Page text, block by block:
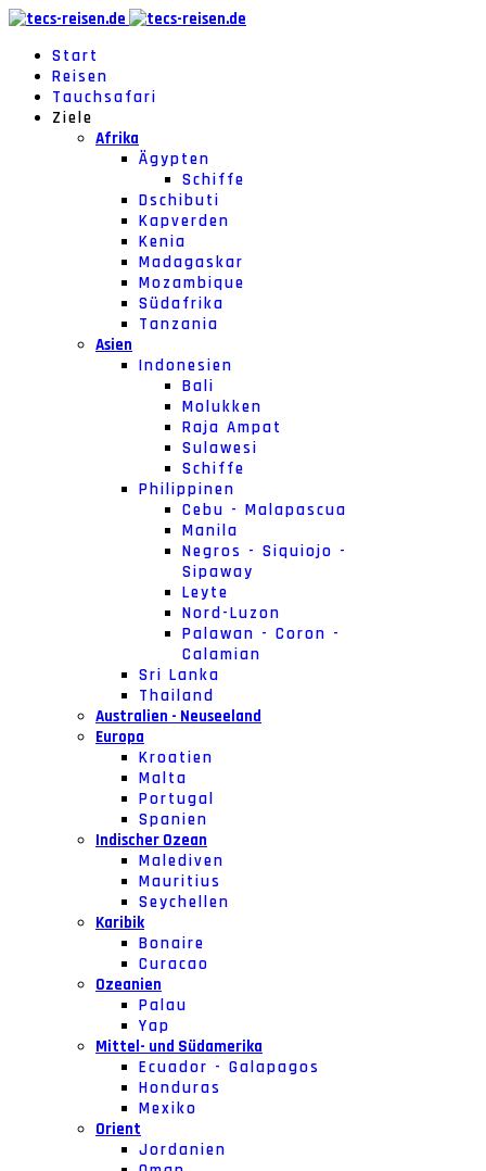
Start
Reisen
Tauchsafari
Ziele
Afrika
Ägypten
Schiffe
Dschibuti
Kapverden
Kenia
Madagaskar
Mozambique
Südafrika
Tanzania
Asien
Indonesien
Bali
Molukken
Raja Ampat
Sulawesi
Schiffe
Philippinen
Cebu - Malapascua
Manila
Negros - Siquiojo -
Sipaway
Leyte
Nord-Luzon
Palawan - Coron -
Calamian
Sri Lanka
Thailand
Australien - Neuseeland
Europa
Kroatien
Malta
Portugal
Spanien
Indischer Ozean
Malediven
Mauritius
Seychellen
Karibik
Bonaire
Curacao
Ozeanien
Palau
Yap
Mittel- und Südamerika
Ecuador - Galapagos
Honduras
Mexiko
Orient
Jordanien